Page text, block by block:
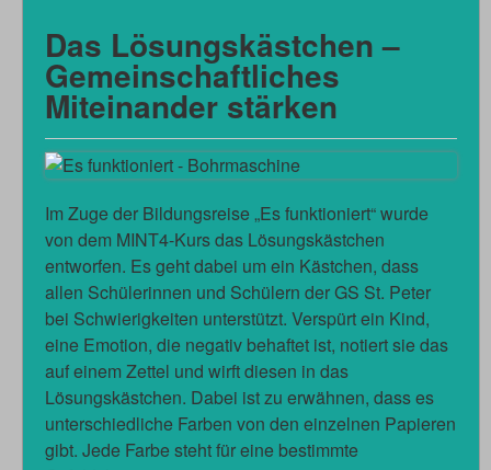
Das Lösungskästchen –
Gemeinschaftliches
Miteinander stärken
Im Zuge der Bildungsreise „Es funktioniert“ wurde
von dem MINT4-Kurs das Lösungskästchen
entworfen. Es geht dabei um ein Kästchen, dass
allen Schülerinnen und Schülern der GS St. Peter
bei Schwierigkeiten unterstützt. Verspürt ein Kind,
eine Emotion, die negativ behaftet ist, notiert sie das
auf einem Zettel und wirft diesen in das
Lösungskästchen. Dabei ist zu erwähnen, dass es
unterschiedliche Farben von den einzelnen Papieren
gibt. Jede Farbe steht für eine bestimmte